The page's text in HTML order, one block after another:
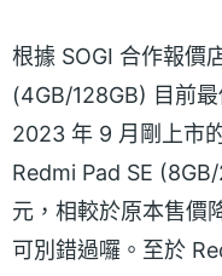
根據 SOGI 合作報價
(4GB/128GB) 目前
2023 年 9 月剛上市
Redmi Pad SE
元，相較於原本售價
可別錯過囉。至於